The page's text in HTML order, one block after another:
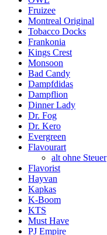
Fruizee
Montreal Original
Tobacco Docks
Frankonia
Kings Crest
Monsoon
Bad Candy
Dampfdidas
Dampflion
Dinner Lady
Dr. Fog
Dr. Kero
Evergreen
Flavourart
alt ohne Steuer
Flavorist
Hayvan
Kapkas
K-Boom
KTS
Must Have
PJ Empire